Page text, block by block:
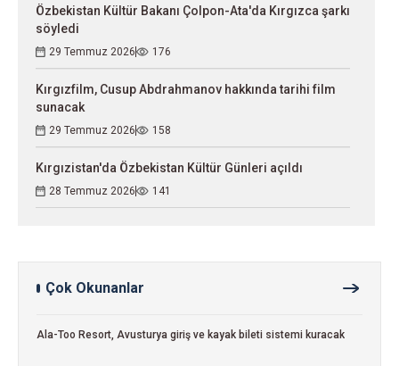
Özbekistan Kültür Bakanı Çolpon-Ata'da Kırgızca şarkı
söyledi
29 Temmuz 2026 176
Kırgızfilm, Cusup Abdrahmanov hakkında tarihi film
sunacak
29 Temmuz 2026 158
Kırgızistan'da Özbekistan Kültür Günleri açıldı
28 Temmuz 2026 141
Çok Okunanlar
Ala-Too Resort, Avusturya giriş ve kayak bileti sistemi kuracak